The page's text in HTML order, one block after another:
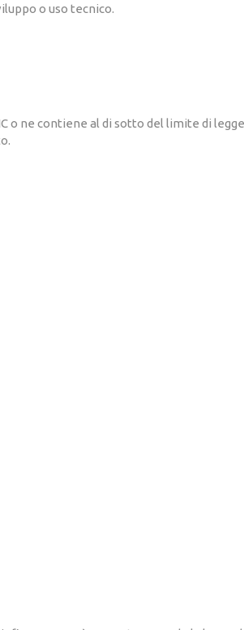
o uso tecnico.
o ne contiene al di sotto del limite di